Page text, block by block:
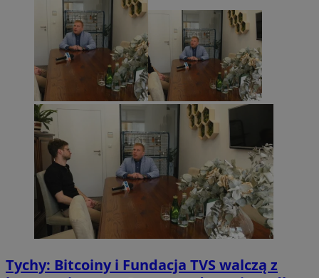
Tychy: Bitcoiny i Fundacja TVS walczą z